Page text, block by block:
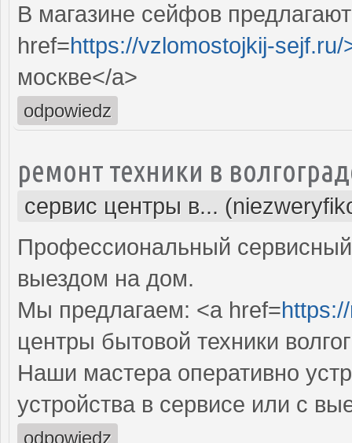
В магазине сейфов
href=https://vzlomostojkij-sejf.ru/
москве</a>
odpowiedz
ремонт техники в
сервис центры в...
Профессиональный
выездом на дом.
Мы предлагаем: <a href=
центры бытовой техники
Наши мастера оперативно
устройства в сервисе или с
odpowiedz